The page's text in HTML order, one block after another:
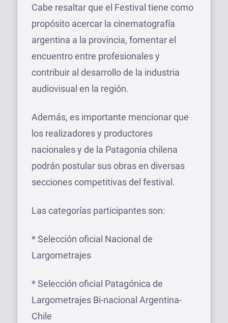
Cabe resaltar que el Festival tiene como
propósito acercar la cinematografía
argentina a la provincia, fomentar el
encuentro entre profesionales y
contribuir al desarrollo de la industria
audiovisual en la región.
Además, es importante mencionar que
los realizadores y productores
nacionales y de la Patagonia chilena
podrán postular sus obras en diversas
secciones competitivas del festival.
Las categorías participantes son:
* Selección oficial Nacional de
Largometrajes
* Selección oficial Patagónica de
Largometrajes Bi-nacional Argentina-
Chile